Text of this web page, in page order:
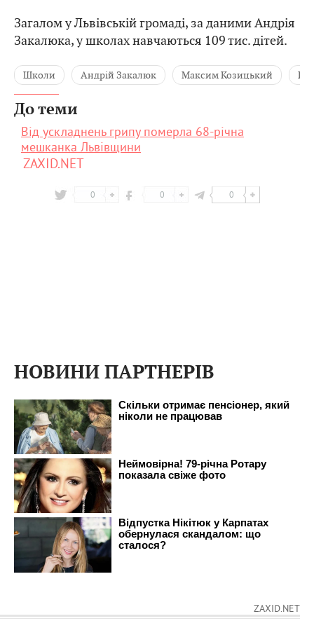
Загалом у Львівській громаді, за даними Андрія
Закалюка, у школах навчаються 109 тис. дітей.
Школи Андрій Закалюк Максим Козицький
До теми
Від ускладнень грипу померла 68-річна
мешканка Львівщини
ZAXID.NET
0 0 0
НОВИНИ ПАРТНЕРІВ
ZAXID.NET